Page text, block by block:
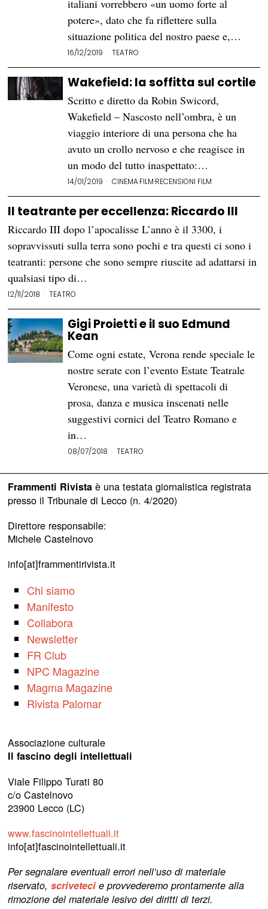
italiani vorrebbero «un uomo forte al
potere», dato che fa riflettere sulla
situazione politica del nostro paese e,…
16/12/2019 TEATRO
Wakefield: la soffitta sul cortile
Scritto e diretto da Robin Swicord,
Wakefield – Nascosto nell’ombra, è un
viaggio interiore di una persona che ha
avuto un crollo nervoso e che reagisce in
un modo del tutto inaspettato:…
14/01/2019 CINEMA·FILM·RECENSIONI FILM
Il teatrante per eccellenza: Riccardo III
Riccardo III dopo l’apocalisse L’anno è il 3300, i
sopravvissuti sulla terra sono pochi e tra questi ci sono i
teatranti: persone che sono sempre riuscite ad adattarsi in
qualsiasi tipo di…
12/11/2018 TEATRO
Gigi Proietti e il suo Edmund
Kean
Come ogni estate, Verona rende speciale le
nostre serate con l’evento Estate Teatrale
Veronese, una varietà di spettacoli di
prosa, danza e musica inscenati nelle
suggestivi cornici del Teatro Romano e
in…
08/07/2018 TEATRO
Frammenti Rivistaè una testata giornalistica registrata
presso il Tribunale di Lecco (n. 4/2020)
Direttore responsabile:
Michele Castelnovo
info[at]frammentirivista.it
Chi siamo
Manifesto
Collabora
Newsletter
FR Club
NPC Magazine
Magma Magazine
Rivista Palomar
Associazione culturale
Il fascino degli intellettuali
Viale Filippo Turati 80
c/o Castelnovo
23900 Lecco (LC)
www.fascinointellettuali.it
info[at]fascinointellettuali.it
Per segnalare eventuali errori nell’uso di materiale
riservato,scriveteci e provvederemo prontamente alla
rimozione del materiale lesivo dei diritti di terzi.